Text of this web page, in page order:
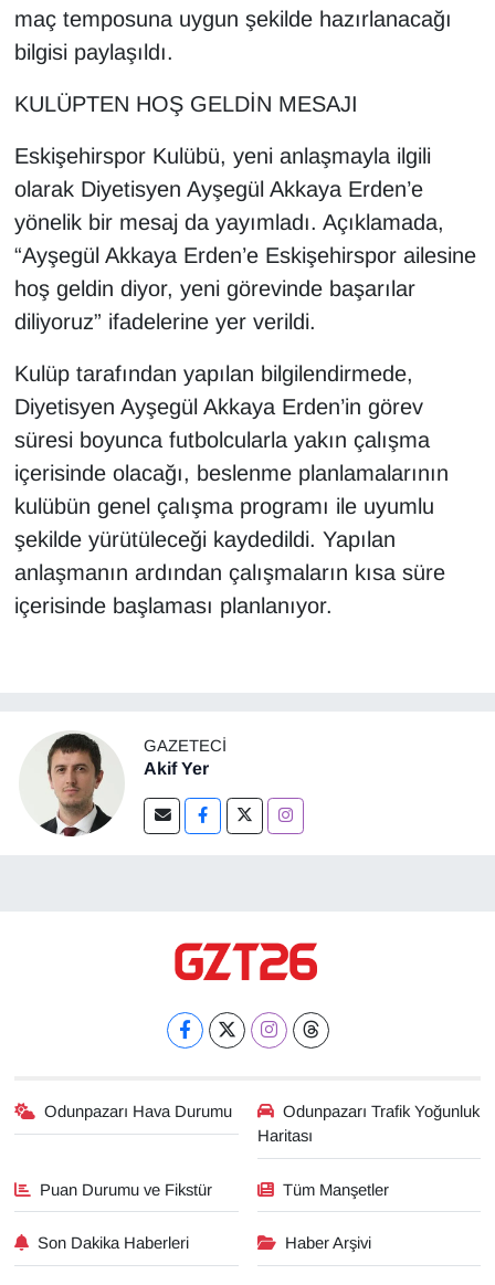
maç temposuna uygun şekilde hazırlanacağı
bilgisi paylaşıldı.
KULÜPTEN HOŞ GELDİN MESAJI
Eskişehirspor Kulübü, yeni anlaşmayla ilgili
olarak Diyetisyen Ayşegül Akkaya Erden’e
yönelik bir mesaj da yayımladı. Açıklamada,
“Ayşegül Akkaya Erden’e Eskişehirspor ailesine
hoş geldin diyor, yeni görevinde başarılar
diliyoruz” ifadelerine yer verildi.
Kulüp tarafından yapılan bilgilendirmede,
Diyetisyen Ayşegül Akkaya Erden’in görev
süresi boyunca futbolcularla yakın çalışma
içerisinde olacağı, beslenme planlamalarının
kulübün genel çalışma programı ile uyumlu
şekilde yürütüleceği kaydedildi. Yapılan
anlaşmanın ardından çalışmaların kısa süre
içerisinde başlaması planlanıyor.
GAZETECI
Akif Yer
Odunpazarı Hava Durumu
Odunpazarı Trafik Yoğunluk
Haritası
Puan Durumu ve Fikstür Tüm Manşetler
Son Dakika Haberleri Haber Arşivi